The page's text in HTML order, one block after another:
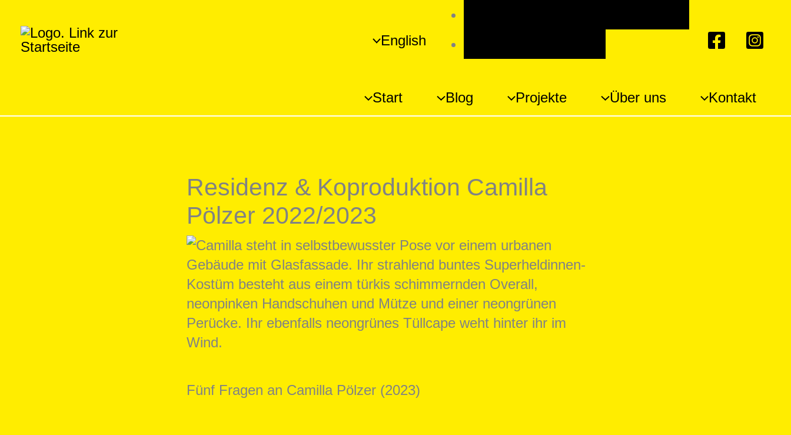
Inhalt
springen
English
Start Blog Projekte Über uns Kontakt
Residenz & Koproduktion Camilla
Pölzer 2022/2023
Fünf Fragen an Camilla Pölzer (2023)